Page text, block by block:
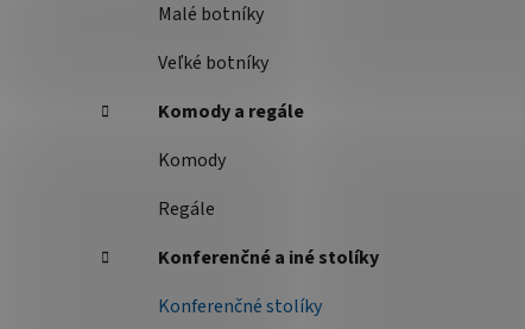
Malé botníky
Veľké botníky
Komody a regále
Komody
Regále
Konferenčné a iné stolíky
Konferenčné stolíky